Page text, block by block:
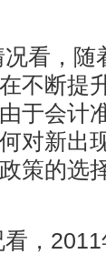
看，随
不断提
于会计
对新出
策的选
，